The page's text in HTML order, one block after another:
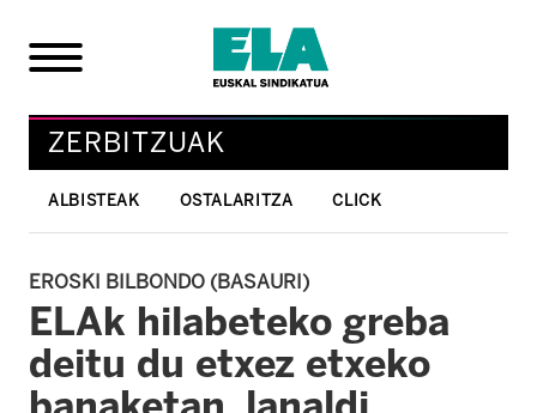
ZERBITZUAK
ALBISTEAK OSTALARITZA CLICK
EROSKI BILBONDO (BASAURI)
ELAk hilabeteko greba
deitu du etxez etxeko